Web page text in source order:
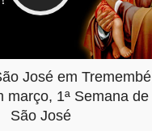
José em Tremembé
março, 1ª Semana de
São José